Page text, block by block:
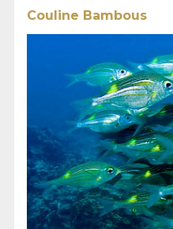
Couline Bambous